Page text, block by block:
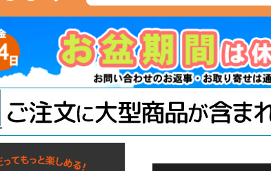
吊り金具
固定金具
掛金
隅金
建築金物
FiberFix(ファ
木材・材料
塗装済み木材
サリー